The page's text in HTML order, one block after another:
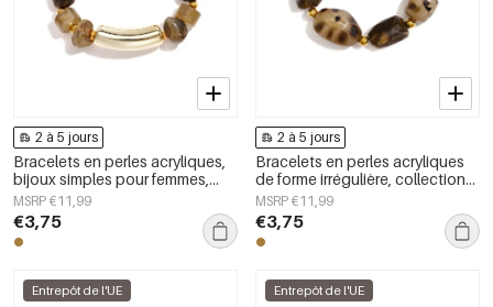
2 à 5 jours
Bracelets en perles acryliques,
bijoux simples pour femmes,
collection Daily Simple
MSRP €11,99
€3,75
2 à 5 jours
Bracelets en perles acryliques
de forme irrégulière, collection
Simple Daily Simple, bijoux pour
femmes
MSRP €11,99
€3,75
Entrepôt de l'UE Entrepôt de l'UE